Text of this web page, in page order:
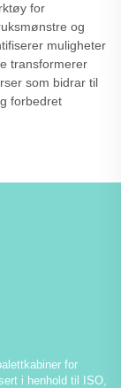
for
og
muligheter
transformerer
som bidrar til
forbedret
for
i henhold til ISO,